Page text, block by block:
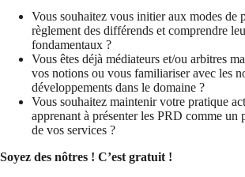
Vous souhaitez vous initier aux modes de
règlement des différends et comprendre
fondamentaux ?
Vous êtes déjà médiateurs et/ou arbitres
vos notions ou vous familiariser avec les
développements dans le domaine ?
Vous souhaitez maintenir votre pratique
apprenant à présenter les PRD comme un
de vos services ?​
Soyez des nôtres ! C’est gratuit !